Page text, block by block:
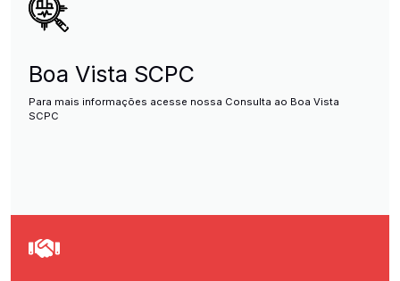
Boa Vista SCPC
Para mais informações acesse nossa Consulta ao Boa Vista
SCPC